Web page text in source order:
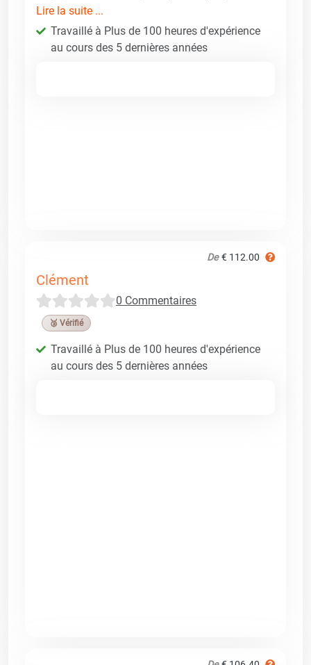
Lire la suite ...
Travaillé à Plus de 100 heures d'expérience
au cours des 5 dernières années
De € 112.00
Clément
0 Commentaires
🥉 Vérifié
Travaillé à Plus de 100 heures d'expérience
au cours des 5 dernières années